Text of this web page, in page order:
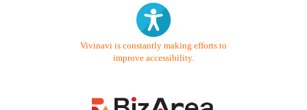
Vivinavi is constantly making efforts to
improve accessibility.